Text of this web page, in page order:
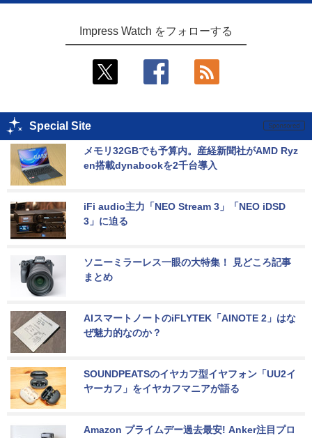
Impress Watch をフォローする
Special Site
メモリ32GBでも予算内。産経新聞社がAMD Ryz
en搭載dynabookを2千台導入
iFi audio主力「NEO Stream 3」「NEO iDSD
3」に迫る
ソニーミラーレス一眼の大特集！ 見どころ記事
まとめ
AIスマートノートのiFLYTEK「AINOTE 2」はな
ぜ魅力的なのか？
SOUNDPEATSのイヤカフ型イヤフォン「UU2イ
ヤーカフ」をイヤカフマニアが語る
Amazon プライムデー過去最安! Anker注目プロ